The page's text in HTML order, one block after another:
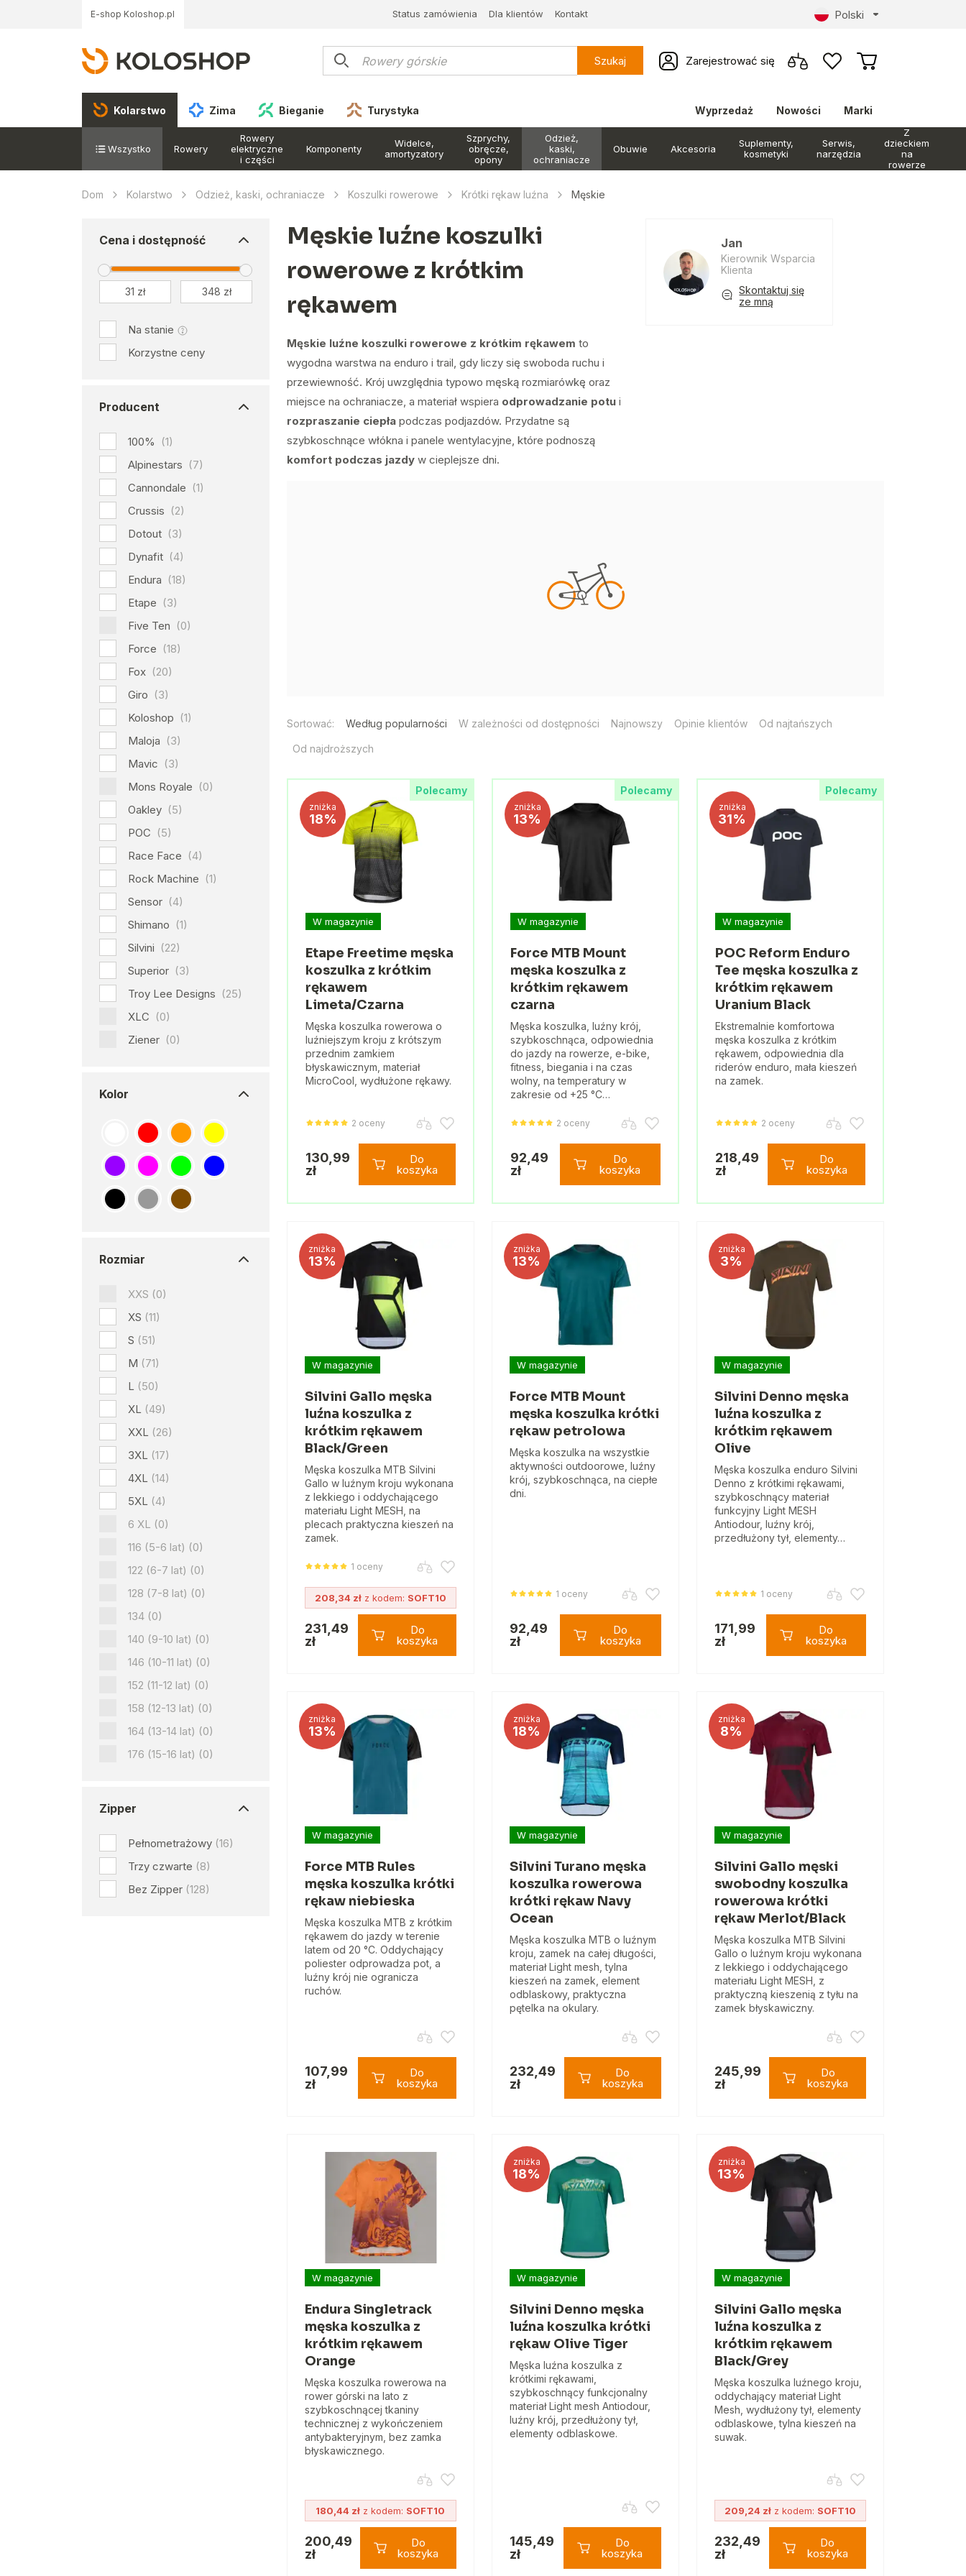
E-shop Koloshop.pl Status zamówienia Dla klientów Kontakt Polski
Szukaj Zarejestrować się
Kolarstwo Zima Bieganie Turystyka Wyprzedaż Nowości Marki
Wszystko Rowery
Rowery
elektryczne
i części
Komponenty
Widelce,
amortyzatory
Szprychy,
obręcze,
opony
Odzież,
kaski,
ochraniacze
Obuwie Akcesoria
Suplementy,
kosmetyki
Serwis,
narzędzia
Z
dzieckiem
na
rowerze
Dom Kolarstwo Odzież, kaski, ochraniacze Koszulki rowerowe Krótki rękaw luźna Męskie
Cena i dostępność
Na stanie
Korzystne ceny
Producent
100%
(1)
Alpinestars (7)
Cannondale (1)
Crussis (2)
Dotout (3)
Dynafit (4)
Endura (18)
Etape (3)
Five Ten (0)
Force (18)
Fox (20)
Giro (3)
Koloshop (1)
Maloja (3)
Mavic (3)
Mons Royale (0)
Oakley (5)
POC (5)
Race Face (4)
Rock Machine (1)
Sensor (4)
Shimano (1)
Silvini (22)
Superior (3)
Troy Lee Designs (25)
XLC (0)
Ziener (0)
Kolor
Rozmiar
XXS (0)
XS (11)
S (51)
M (71)
L (50)
XL (49)
XXL (26)
3XL (17)
4XL (14)
5XL (4)
6 XL (0)
116 (5-6 lat) (0)
122 (6-7 lat) (0)
128 (7-8 lat) (0)
134 (0)
140 (9-10 lat) (0)
146 (10-11 lat) (0)
152 (11-12 lat) (0)
158 (12-13 lat) (0)
164 (13-14 lat) (0)
176 (15-16 lat) (0)
Zipper
Pełnometrażowy (16)
Trzy czwarte (8)
Bez Zipper (128)
Męskie luźne koszulki
rowerowe z krótkim
rękawem
Męskie luźne koszulki rowerowe z krótkim rękawem to
wygodna warstwa na enduro i trail, gdy liczy się swoboda ruchu i
przewiewność. Krój uwzględnia typowo męską rozmiarówkę oraz
miejsce na ochraniacze, a materiał wspiera odprowadzanie potu i
rozpraszanie ciepła podczas podjazdów. Przydatne są
szybkoschnące włókna i panele wentylacyjne, które podnoszą
komfort podczas jazdy w cieplejsze dni.
Jan
Kierownik Wsparcia
Klienta
Skontaktuj się
ze mną
Sortować: Według popularności W zależności od dostępności Najnowszy Opinie klientów Od najtańszych
Od najdroższych
Polecamy
zniżka
18%
W magazynie
Etape Freetime męska
koszulka z krótkim
rękawem
Limeta/Czarna
Męska koszulka rowerowa o
luźniejszym kroju z krótszym
przednim zamkiem
błyskawicznym, materiał
MicroCool, wydłużone rękawy.
2 oceny
130,99
zł
Do
koszyka
Polecamy
zniżka
13%
W magazynie
Force MTB Mount
męska koszulka z
krótkim rękawem
czarna
Męska koszulka, luźny krój,
szybkoschnąca, odpowiednia
do jazdy na rowerze, e-bike,
fitness, biegania i na czas
wolny, na temperatury w
zakresie od +25 °C…
2 oceny
92,49
zł
Do
koszyka
Polecamy
zniżka
31%
W magazynie
POC Reform Enduro
Tee męska koszulka z
krótkim rękawem
Uranium Black
Ekstremalnie komfortowa
męska koszulka z krótkim
rękawem, odpowiednia dla
riderów enduro, mała kieszeń
na zamek.
2 oceny
218,49
zł
Do
koszyka
zniżka
13%
W magazynie
Silvini Gallo męska
luźna koszulka z
krótkim rękawem
Black/Green
Męska koszulka MTB Silvini
Gallo w luźnym kroju wykonana
z lekkiego i oddychającego
materiału Light MESH, na
plecach praktyczna kieszeń na
zamek.
1 oceny
208,34 złz kodem: SOFT10
231,49
zł
Do
koszyka
zniżka
13%
W magazynie
Force MTB Mount
męska koszulka krótki
rękaw petrolowa
Męska koszulka na wszystkie
aktywności outdoorowe, luźny
krój, szybkoschnąca, na ciepłe
dni.
1 oceny
92,49
zł
Do
koszyka
zniżka
3%
W magazynie
Silvini Denno męska
luźna koszulka z
krótkim rękawem
Olive
Męska koszulka enduro Silvini
Denno z krótkimi rękawami,
szybkoschnący materiał
funkcyjny Light MESH
Antiodour, luźny krój,
przedłużony tył, elementy…
1 oceny
171,99
zł
Do
koszyka
zniżka
13%
W magazynie
Force MTB Rules
męska koszulka krótki
rękaw niebieska
Męska koszulka MTB z krótkim
rękawem do jazdy w terenie
latem od 20 °C. Oddychający
poliester odprowadza pot, a
luźny krój nie ogranicza
ruchów.
107,99
zł
Do
koszyka
zniżka
18%
W magazynie
Silvini Turano męska
koszulka rowerowa
krótki rękaw Navy
Ocean
Męska koszulka MTB o luźnym
kroju, zamek na całej długości,
materiał Light mesh, tylna
kieszeń na zamek, element
odblaskowy, praktyczna
pętelka na okulary.
232,49
zł
Do
koszyka
zniżka
8%
W magazynie
Silvini Gallo męski
swobodny koszulka
rowerowa krótki
rękaw Merlot/Black
Męska koszulka MTB Silvini
Gallo o luźnym kroju wykonana
z lekkiego i oddychającego
materiału Light MESH, z
praktyczną kieszenią z tyłu na
zamek błyskawiczny.
245,99
zł
Do
koszyka
W magazynie
Endura Singletrack
męska koszulka z
krótkim rękawem
Orange
Męska koszulka rowerowa na
rower górski na lato z
szybkoschnącej tkaniny
technicznej z wykończeniem
antybakteryjnym, bez zamka
błyskawicznego.
180,44 zł z kodem: SOFT10
200,49
zł
Do
koszyka
zniżka
18%
W magazynie
Silvini Denno męska
luźna koszulka krótki
rękaw Olive Tiger
Męska luźna koszulka z
krótkimi rękawami,
szybkoschnący funkcjonalny
materiał Light mesh Antiodour,
luźny krój, przedłużony tył,
elementy odblaskowe.
145,49
zł
Do
koszyka
zniżka
13%
W magazynie
Silvini Gallo męska
luźna koszulka z
krótkim rękawem
Black/Grey
Męska koszulka luźnego kroju,
oddychający materiał Light
Mesh, wydłużony tył, elementy
odblaskowe, tylna kieszeń na
suwak.
209,24 złz kodem: SOFT10
232,49
zł
Do
koszyka